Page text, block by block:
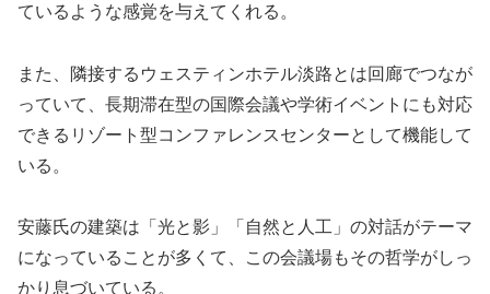
ているような感覚を与えてくれる。
また、隣接するウェスティンホテル淡路とは回廊でつなが
っていて、長期滞在型の国際会議や学術イベントにも対応
できるリゾート型コンファレンスセンターとして機能して
いる。
安藤氏の建築は「光と影」「自然と人工」の対話がテーマ
になっていることが多くて、この会議場もその哲学がしっ
かり息づいている。